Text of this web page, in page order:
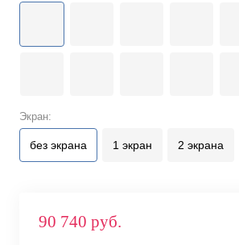
Экран:
без экрана 1 экран 2 экрана
90 740 руб.